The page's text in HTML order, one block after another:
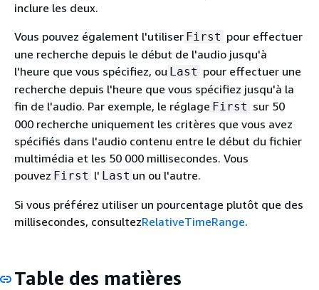
inclure les deux.
Vous pouvez également l'utiliser First pour effectuer
une recherche depuis le début de l'audio jusqu'à
l'heure que vous spécifiez, ou Last pour effectuer une
recherche depuis l'heure que vous spécifiez jusqu'à la
fin de l'audio. Par exemple, le réglage First sur 50
000 recherche uniquement les critères que vous avez
spécifiés dans l'audio contenu entre le début du fichier
multimédia et les 50 000 millisecondes. Vous
pouvez First l' Last un ou l'autre.
Si vous préférez utiliser un pourcentage plutôt que des
millisecondes, consultezRelativeTimeRange.
Table des matières